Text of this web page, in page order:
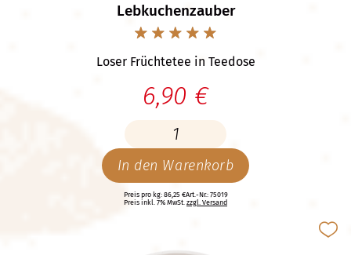
Lebkuchenzauber
Loser Früchtetee in Teedose
6,90 €
In den Warenkorb
Preis pro kg: 86,25 €Art.-Nr.: 75019
Preis inkl. 7% MwSt. zzgl. Versand